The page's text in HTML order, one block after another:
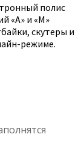
полис
«A» и «M»
скутеры и
режиме.